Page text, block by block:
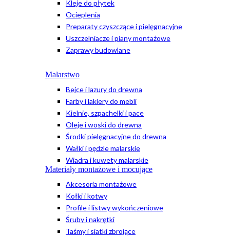
Kleje do płytek
Ocieplenia
Preparaty czyszczące i pielęgnacyjne
Uszczelniacze i piany montażowe
Zaprawy budowlane
Malarstwo
Bejce i lazury do drewna
Farby i lakiery do mebli
Kielnie, szpachelki i pace
Oleje i woski do drewna
Środki pielęgnacyjne do drewna
Wałki i pędzle malarskie
Wiadra i kuwety malarskie
Materiały montażowe i mocujące
Akcesoria montażowe
Kołki i kotwy
Profile i listwy wykończeniowe
Śruby i nakrętki
Taśmy i siatki zbrojące